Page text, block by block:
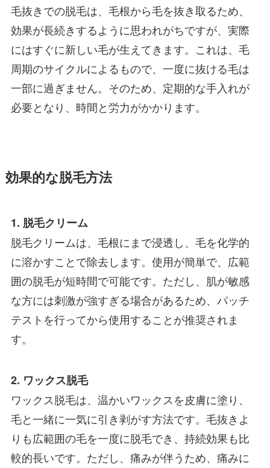
毛抜きでの脱毛は、毛根から毛を抜き取るため、
効果が長続きするように思われがちですが、実際
にはすぐに新しい毛が生えてきます。これは、毛
周期のサイクルによるもので、一度に抜ける毛は
一部に過ぎません。そのため、定期的な手入れが
必要となり、時間と労力がかかります。
効果的な脱毛方法
1. 脱毛クリーム
脱毛クリームは、毛根にまで浸透し、毛を化学的
に溶かすことで除去します。使用が簡単で、広範
囲の脱毛が短時間で可能です。ただし、肌が敏感
な方には刺激が強すぎる場合があるため、パッチ
テストを行ってから使用することが推奨されま
す。
2. ワックス脱毛
ワックス脱毛は、温かいワックスを皮膚に塗り、
毛と一緒に一気に引き剥がす方法です。毛抜きよ
りも広範囲の毛を一度に脱毛でき、持続効果も比
較的長いです。ただし、痛みが伴うため、痛みに